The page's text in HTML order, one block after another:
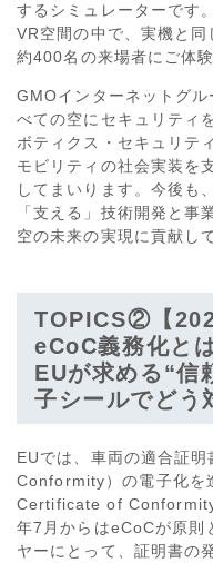
するシミュレーターです
VR空間の中で、実機と同
約400名の来場者にご体
GMOインターネットグ
べての空にセキュリティ
ボティクス・セキュリテ
モビリティの社会実装を
してまいります。今後も
「支える」技術開発と事
空の未来の実現に貢献し
TOPICS②【
eCoC義務化と
EUが求める“信
子シールでどう
EUでは、車両の適合証
Conformity）の電子化
Certificate of Conformity
年7月からはeCoCが原則
ヤーにとって、証明書の